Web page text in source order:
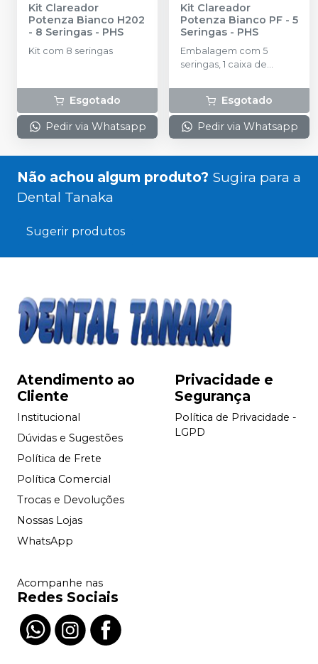
Kit Clareador
Potenza Bianco H202
- 8 Seringas - PHS
Kit com 8 seringas
Esgotado
Pedir via Whatsapp
Kit Clareador
Potenza Bianco PF - 5
Seringas - PHS
Embalagem com 5
seringas, 1 caixa de
porta moldeira.
Esgotado
Pedir via Whatsapp
Não achou algum produto? Sugira para a
Dental Tanaka
Sugerir produtos
Atendimento ao
Cliente
Institucional
Dúvidas e Sugestões
Política de Frete
Política Comercial
Trocas e Devoluções
Nossas Lojas
WhatsApp
Privacidade e
Segurança
Política de Privacidade -
LGPD
Acompanhe nas
Redes Sociais